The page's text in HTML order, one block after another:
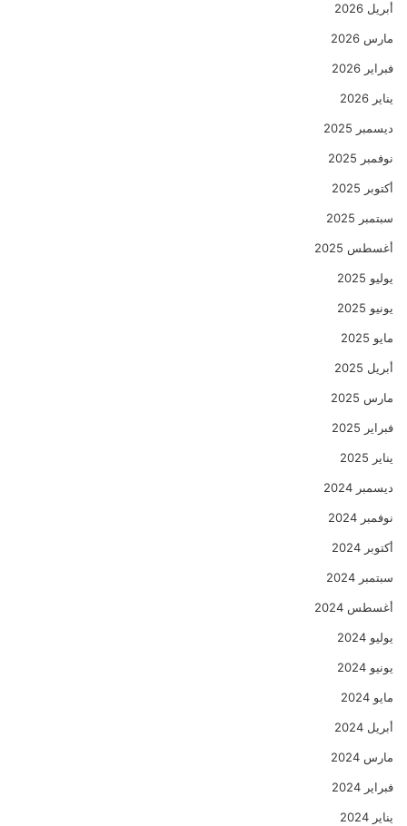
أبريل 2026
مارس 2026
فبراير 2026
يناير 2026
ديسمبر 2025
نوفمبر 2025
أكتوبر 2025
سبتمبر 2025
أغسطس 2025
يوليو 2025
يونيو 2025
مايو 2025
أبريل 2025
مارس 2025
فبراير 2025
يناير 2025
ديسمبر 2024
نوفمبر 2024
أكتوبر 2024
سبتمبر 2024
أغسطس 2024
يوليو 2024
يونيو 2024
مايو 2024
أبريل 2024
مارس 2024
فبراير 2024
يناير 2024